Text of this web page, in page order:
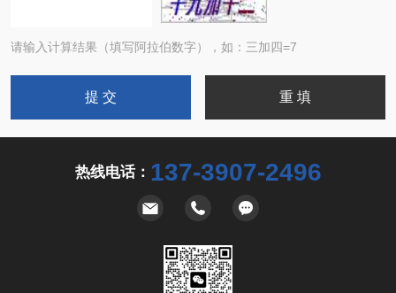
请输入计算结果（填写阿拉伯数字），如：三加四=7
热线电话： 137-3907-2496